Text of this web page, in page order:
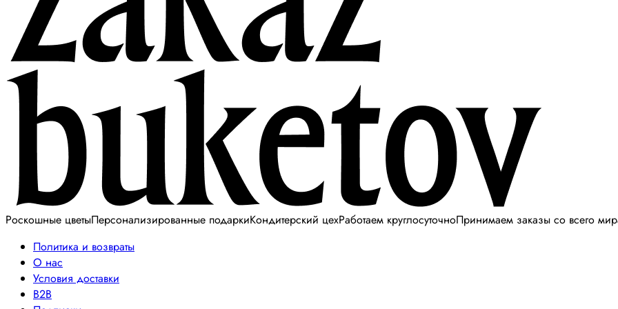
Роскошные цветыПерсонализированные подаркиКондитерский цехРаботаем круглосуточноПринимаем заказы со всего
Политика и возвраты
О нас
Условия доставки
B2B